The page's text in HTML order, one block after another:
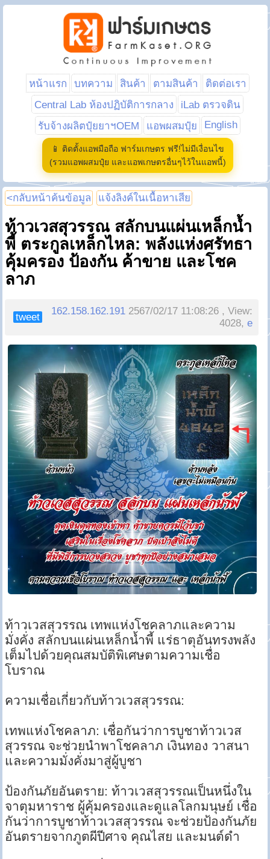
หน้าแรก บทความ สินค้า ตามสินค้า
ติดต่อเรา
Central Lab ห้องปฏิบัติการกลาง
iLab ตรวจดิน
รับจ้างผลิตปุ๋ยยาฯOEM
แอพผสมปุ๋ย English
📱 ติดตั้งแอพมือถือ ฟาร์มเกษตร ฟรี!ไม่มีเงื่อนไข
(รวมแอพผสมปุ๋ย และแอพเกษตรอื่นๆไว้ในแอพนี้)
<กลับหน้าค้นข้อมูล แจ้งลิงค์ในเนื้อหาเสีย
ท้าวเวสสุวรรณ สลักบนแผ่นเหล็กน้ำ
พี้ ตระกูลเหล็กไหล: พลังแห่งศรัทธา
คุ้มครอง ป้องกัน ค้าขาย และโชค
ลาภ
tweet
162.158.162.191 2567/02/17 11:08:26 , View:
4028,e
ท้าวเวสสุวรรณ เทพแห่งโชคลาภและความ
มั่งคั่ง สลักบนแผ่นเหล็กน้ำพี้ แร่ธาตุอันทรงพลัง
เต็มไปด้วยคุณสมบัติพิเศษตามความเชื่อ
โบราณ
ความเชื่อเกี่ยวกับท้าวเวสสุวรรณ:
เทพแห่งโชคลาภ: เชื่อกันว่าการบูชาท้าวเวส
สุวรรณ จะช่วยนำพาโชคลาภ เงินทอง วาสนา
และความมั่งคั่งมาสู่ผู้บูชา
ป้องกันภัยอันตราย: ท้าวเวสสุวรรณเป็นหนึ่งใน
จาตุมหาราช ผู้คุ้มครองและดูแลโลกมนุษย์ เชื่อ
กันว่าการบูชาท้าวเวสสุวรรณ จะช่วยป้องกันภัย
อันตรายจากภูตผีปีศาจ คุณไสย และมนต์ดำ